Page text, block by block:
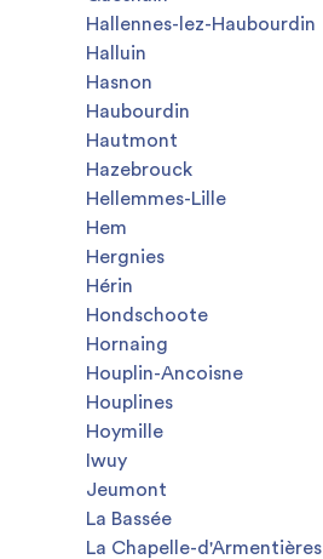
Hallennes-lez-Haubourdin
Halluin
Hasnon
Haubourdin
Hautmont
Hazebrouck
Hellemmes-Lille
Hem
Hergnies
Hérin
Hondschoote
Hornaing
Houplin-Ancoisne
Houplines
Hoymille
Iwuy
Jeumont
La Bassée
La Chapelle-d'Armentières